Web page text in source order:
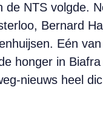
de NTS volgde.
Bernard
Eén
honger in
nieuws heel